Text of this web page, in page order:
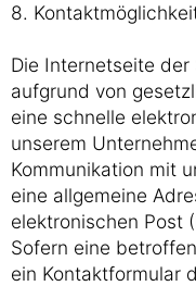
8.
Die Internetseite
aufgrund von
eine schnelle
unserem
Kommunikation mit
eine allgemeine
elektronischen Post
Sofern eine
ein Kontaktformular